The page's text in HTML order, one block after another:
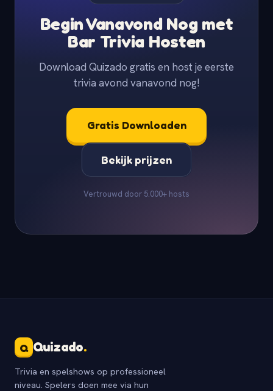
Begin Vanavond Nog met
Bar Trivia Hosten
Download Quizado gratis en host je eerste
trivia avond vanavond nog!
Gratis Downloaden
Bekijk prijzen
Vertrouwd door 5.000+ hosts
Q Quizado.
Trivia en spelshows op professioneel
niveau. Spelers doen mee via hun